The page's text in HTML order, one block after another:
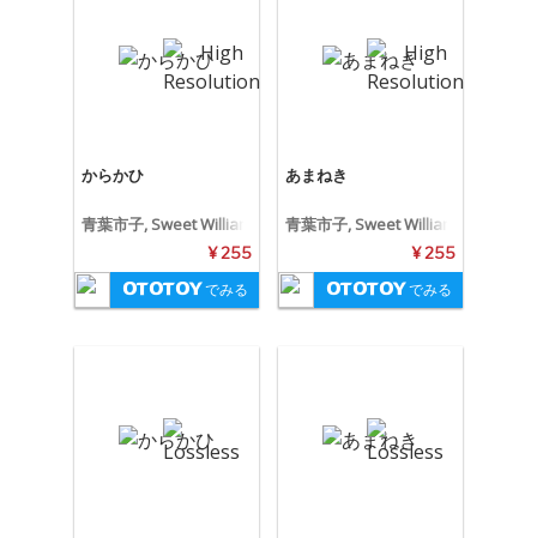
からかひ
青葉市子, Sweet William
¥ 255
でみる
あまねき
青葉市子, Sweet William
¥ 255
でみる